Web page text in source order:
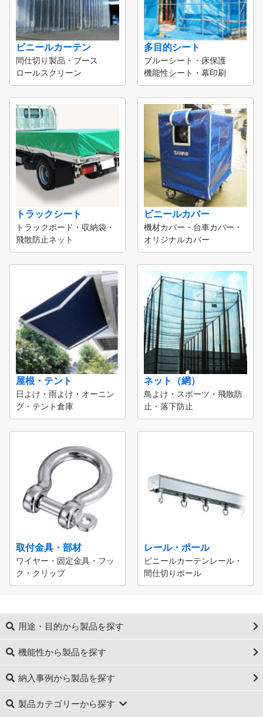
ビニールカーテン
間仕切り製品・ブース
ロールスクリーン
多目的シート
ブルーシート・床保護
機能性シート・幕印刷
トラックシート
トラックボード・収納袋・
飛散防止ネット
ビニールカバー
機材カバー・台車カバー・
オリジナルカバー
屋根・テント
日よけ・雨よけ・オーニン
グ・テント倉庫
ネット（網）
鳥よけ・スポーツ・飛散防
止・落下防止
取付金具・部材
ワイヤー・固定金具・フッ
ク・クリップ
レール・ポール
ビニールカーテンレール・
間仕切りポール
用途・目的から製品を探す
機能性から製品を探す
納入事例から製品を探す
製品カテゴリーから探す